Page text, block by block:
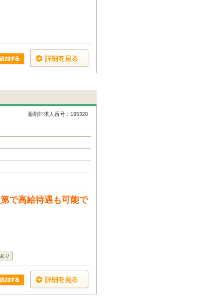
薬剤師求人番号：195320
で高給待遇も可能で
り